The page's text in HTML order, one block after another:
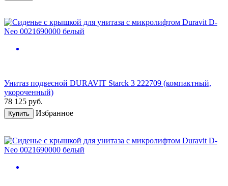
Унитаз подвесной DURAVIT Starck 3 222709 (компактный,
укороченный)
78 125 руб.
Купить Избранное